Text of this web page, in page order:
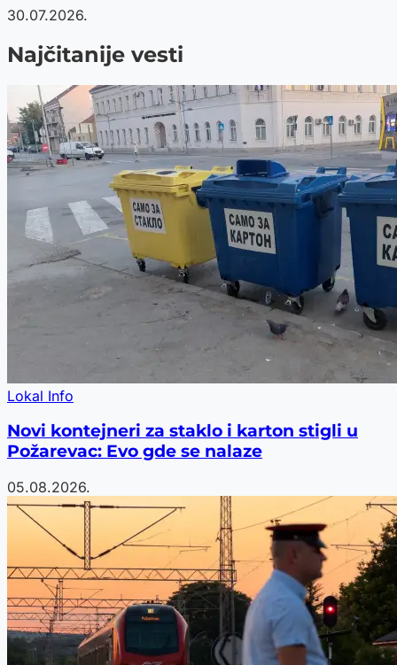
30.07.2026.
Najčitanije vesti
Lokal Info
Novi kontejneri za staklo i karton stigli u
Požarevac: Evo gde se nalaze
05.08.2026.